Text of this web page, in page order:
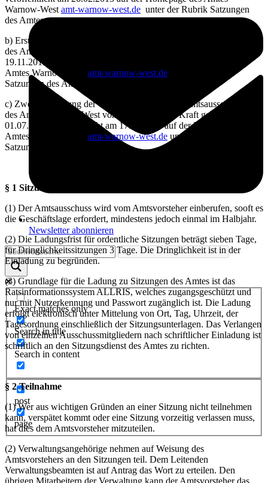
Newsletter abonnieren
Exact matches only
Search in title
Search in content
post
page
Warnow-West amt-warnow-west.de unter der Rubrik Satzungen
des Amtes
b) Erste Änderung der Geschäftsordnung für den Amtsausschuss
des Amtes Warnow-West vom 19.11.2015, in Kraft getreten am
19.11.2015, veröffentlicht am 11.12.2015 auf der Homepage des
Amtes Warnow-West amt-warnow-west.de
Satzungen des Amtes
c) Zweite Änderung der Geschäftsordnung des Amtsausschusses
des Amtes Warnow-West vom 28.04.2022, in Kraft getreten am
01.07.2022, veröffentlicht am 17.05.2022 auf der Homepage des
Amtes Warnow-West amt-warnow-west.de unter der Rubrik
Satzungen des Amtes
§ 1 Sitzungen des Amtsausschusses
(1) Der Amtsausschuss wird vom Amtsvorsteher einberufen, sooft es
die Geschäftslage erfordert, mindestens jedoch einmal im Halbjahr.
(2) Die Ladungsfrist für ordentliche Sitzungen beträgt sieben Tage,
für Dringlichkeitssitzungen 3 Tage. Die Dringlichkeit ist in der
Einladung zu begründen.
(3) Grundlage für die Ladung zu Sitzungen des Amtes ist das
Ratsinformationssystem ALLRIS, welches zugangsgeschützt und
nur mit Nutzerkennung und Passwort zugänglich ist. Die Ladung
erfolgt elektronisch unter Mittelung von Ort, Tag, Uhrzeit, der
Tagesordnung einschließlich der Sitzungsunterlagen. Das Verlangen
von einzelnen Ausschussmitgliedern nach schriftlicher Einladung ist
schriftlich an den Sitzungsdienst des Amtes zu richten.
§ 2 Teilnahme
(1) Wer aus wichtigen Gründen an einer Sitzung nicht teilnehmen
kann, verspätet kommt oder eine Sitzung vorzeitig verlassen muss,
hat dies dem Amtsvorsteher mitzuteilen.
(2) Verwaltungsangehörige nehmen auf Weisung des
Amtsvorstehers an den Sitzungen teil. Dem Leitenden
Verwaltungsbeamten ist auf Antrag das Wort zu erteilen. Den
übrigen Mitarbeitern der Verwaltung kann der Amtsvorsteher das